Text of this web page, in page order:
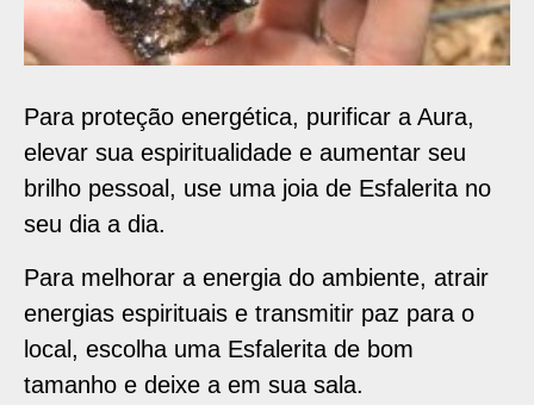
Para proteção energética, purificar a Aura,
elevar sua espiritualidade e aumentar seu
brilho pessoal, use uma joia de Esfalerita no
seu dia a dia.
Para melhorar a energia do ambiente, atrair
energias espirituais e transmitir paz para o
local, escolha uma Esfalerita de bom
tamanho e deixe a em sua sala.